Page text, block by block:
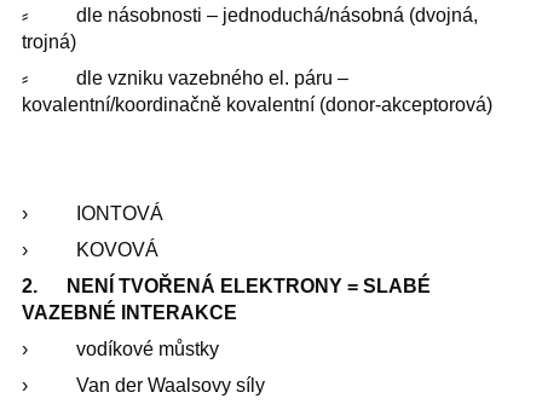
⸗ dle násobnosti – jednoduchá/násobná (dvojná,
trojná)
⸗ dle vzniku vazebného el. páru –
kovalentní/koordinačně kovalentní (donor-akceptorová)
› IONTOVÁ
› KOVOVÁ
2. NENÍ TVOŘENÁ ELEKTRONY = SLABÉ
VAZEBNÉ INTERAKCE
› vodíkové můstky
› Van der Waalsovy síly